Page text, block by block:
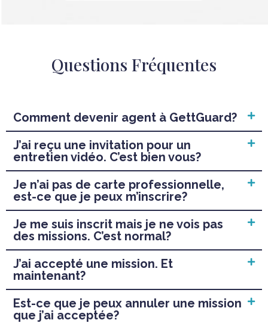
Questions Fréquentes
Comment devenir agent à GettGuard?
J’ai reçu une invitation pour un
entretien vidéo. C’est bien vous?
Je n’ai pas de carte professionnelle,
est-ce que je peux m’inscrire?
Je me suis inscrit mais je ne vois pas
des missions. C’est normal?
J’ai accepté une mission. Et
maintenant?
Est-ce que je peux annuler une mission
que j’ai acceptée?